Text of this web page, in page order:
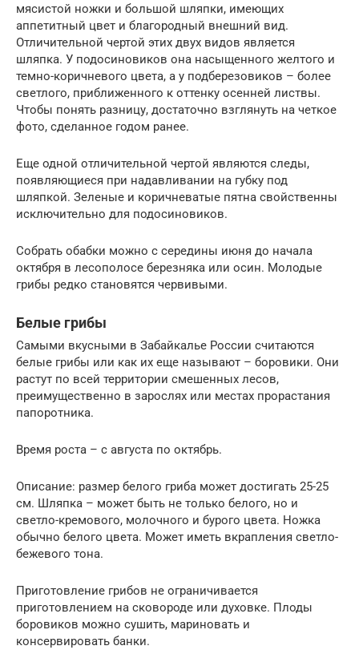
мясистой ножки и большой шляпки, имеющих
аппетитный цвет и благородный внешний вид.
Отличительной чертой этих двух видов является
шляпка. У подосиновиков она насыщенного желтого и
темно-коричневого цвета, а у подберезовиков – более
светлого, приближенного к оттенку осенней листвы.
Чтобы понять разницу, достаточно взглянуть на четкое
фото, сделанное годом ранее.
Еще одной отличительной чертой являются следы,
появляющиеся при надавливании на губку под
шляпкой. Зеленые и коричневатые пятна свойственны
исключительно для подосиновиков.
Собрать обабки можно с середины июня до начала
октября в лесополосе березняка или осин. Молодые
грибы редко становятся червивыми.
Белые грибы
Самыми вкусными в Забайкалье России считаются
белые грибы или как их еще называют – боровики. Они
растут по всей территории смешенных лесов,
преимущественно в зарослях или местах прорастания
папоротника.
Время роста – с августа по октябрь.
Описание: размер белого гриба может достигать 25-25
см. Шляпка – может быть не только белого, но и
светло-кремового, молочного и бурого цвета. Ножка
обычно белого цвета. Может иметь вкрапления светло-
бежевого тона.
Приготовление грибов не ограничивается
приготовлением на сковороде или духовке. Плоды
боровиков можно сушить, мариновать и
консервировать банки.